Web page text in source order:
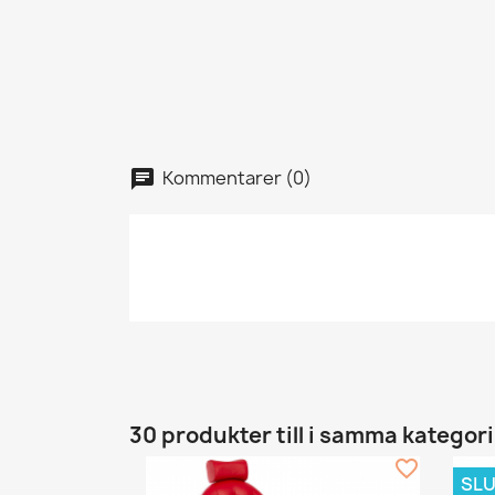
Kommentarer (0)
30 produkter till i samma kategori
favorite_border